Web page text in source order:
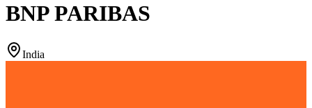
BNP PARIBAS
India